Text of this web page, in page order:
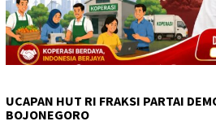
UCAPAN HUT RI FRAKSI PARTAI
BOJONEGORO